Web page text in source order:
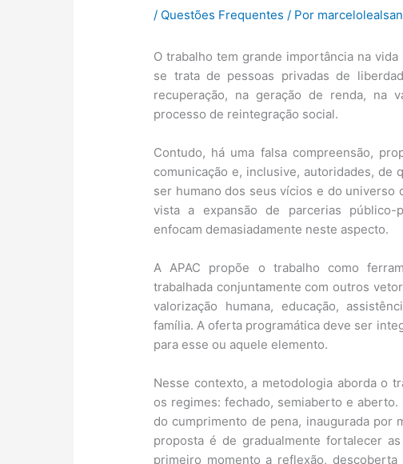
/ Questões Frequentes / Por
O trabalho tem grande importância na
se trata de pessoas privadas de
recuperação, na geração de renda, na
processo de reintegração social.
Contudo, há uma falsa compreensão,
comunicação e, inclusive, autoridades, de
ser humano dos seus vícios e do universo
vista a expansão de parcerias público-
enfocam demasiadamente neste aspecto.
A APAC propõe o trabalho como
trabalhada conjuntamente com outros
valorização humana, educação,
família. A oferta programática deve ser
para esse ou aquele elemento.
Nesse contexto, a metodologia aborda o
os regimes: fechado, semiaberto e
do cumprimento de pena, inaugurada por
proposta é de gradualmente fortalecer
primeiro momento a reflexão,